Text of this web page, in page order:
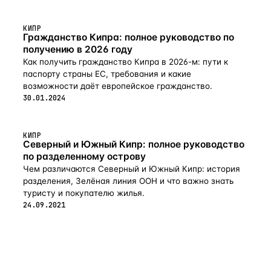
КИПР
Гражданство Кипра: полное руководство по
получению в 2026 году
Как получить гражданство Кипра в 2026-м: пути к
паспорту страны ЕС, требования и какие
возможности даёт европейское гражданство.
30.01.2024
КИПР
Северный и Южный Кипр: полное руководство
по разделенному острову
Чем различаются Северный и Южный Кипр: история
разделения, Зелёная линия ООН и что важно знать
туристу и покупателю жилья.
24.09.2021